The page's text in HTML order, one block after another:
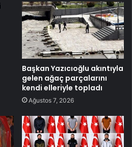
Başkan Yazıcıoğlu akıntıyla
gelen ağaç parçalarını
kendi elleriyle topladı
Ağustos 7, 2026